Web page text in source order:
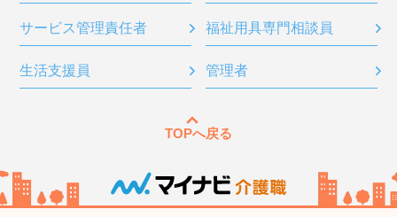
サービス管理責任者 福祉用具専門相談員
生活支援員 管理者
TOPへ戻る